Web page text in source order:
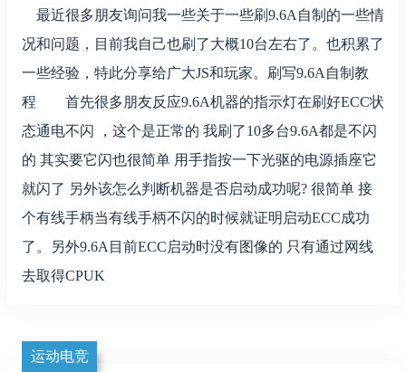
最近很多朋友询问我一些关于一些刷9.6A自制的一些情
况和问题，目前我自己也刷了大概10台左右了。也积累了
一些经验，特此分享给广大JS和玩家。刷写9.6A自制教
程 首先很多朋友反应9.6A机器的指示灯在刷好ECC状
态通电不闪 ，这个是正常的 我刷了10多台9.6A都是不闪
的 其实要它闪也很简单 用手指按一下光驱的电源插座它
就闪了 另外该怎么判断机器是否启动成功呢? 很简单 接
个有线手柄当有线手柄不闪的时候就证明启动ECC成功
了。另外9.6A目前ECC启动时没有图像的 只有通过网线
去取得CPUK
运动电竞